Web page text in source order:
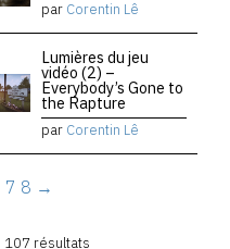
par Corentin Lê
Lumières du jeu
vidéo (2) –
Everybody’s Gone to
the Rapture
par Corentin Lê
7 8 →
107 résultats